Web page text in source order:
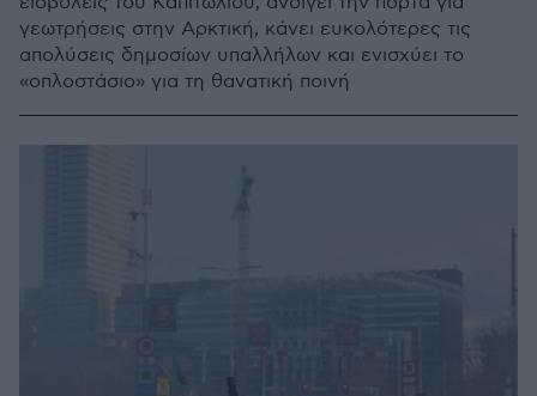
γεωτρήσεις στην Αρκτική, κάνει ευκολότερες τις
απολύσεις δημοσίων υπαλλήλων και ενισχύει το
«οπλοστάσιο» για τη θανατική ποινή